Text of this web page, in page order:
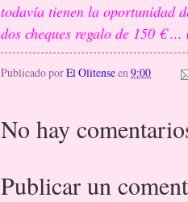
todavía tienen la oportunidad
dos cheques regalo de 150 € ...
Publicado porEl Olitenseen9:00
No hay
Publicar un